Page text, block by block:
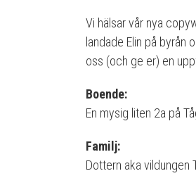
Vi hälsar vår nya
landade Elin på byrån
oss (och ge er) en
Boende:
En mysig liten 2a på
Familj:
Dottern aka vildungen